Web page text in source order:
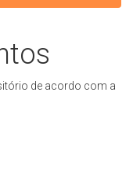
de acordo com a